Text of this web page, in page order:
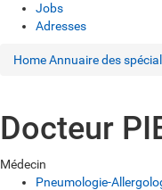
Jobs
Adresses
HomeAnnuaire des
Docteur
Médecin
Pneumologie-